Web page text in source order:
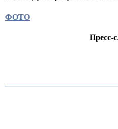
ФОТО
Пресс-